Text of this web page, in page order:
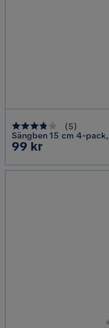
(5)
Sängben 15 cm 4-
Pris
99 kr